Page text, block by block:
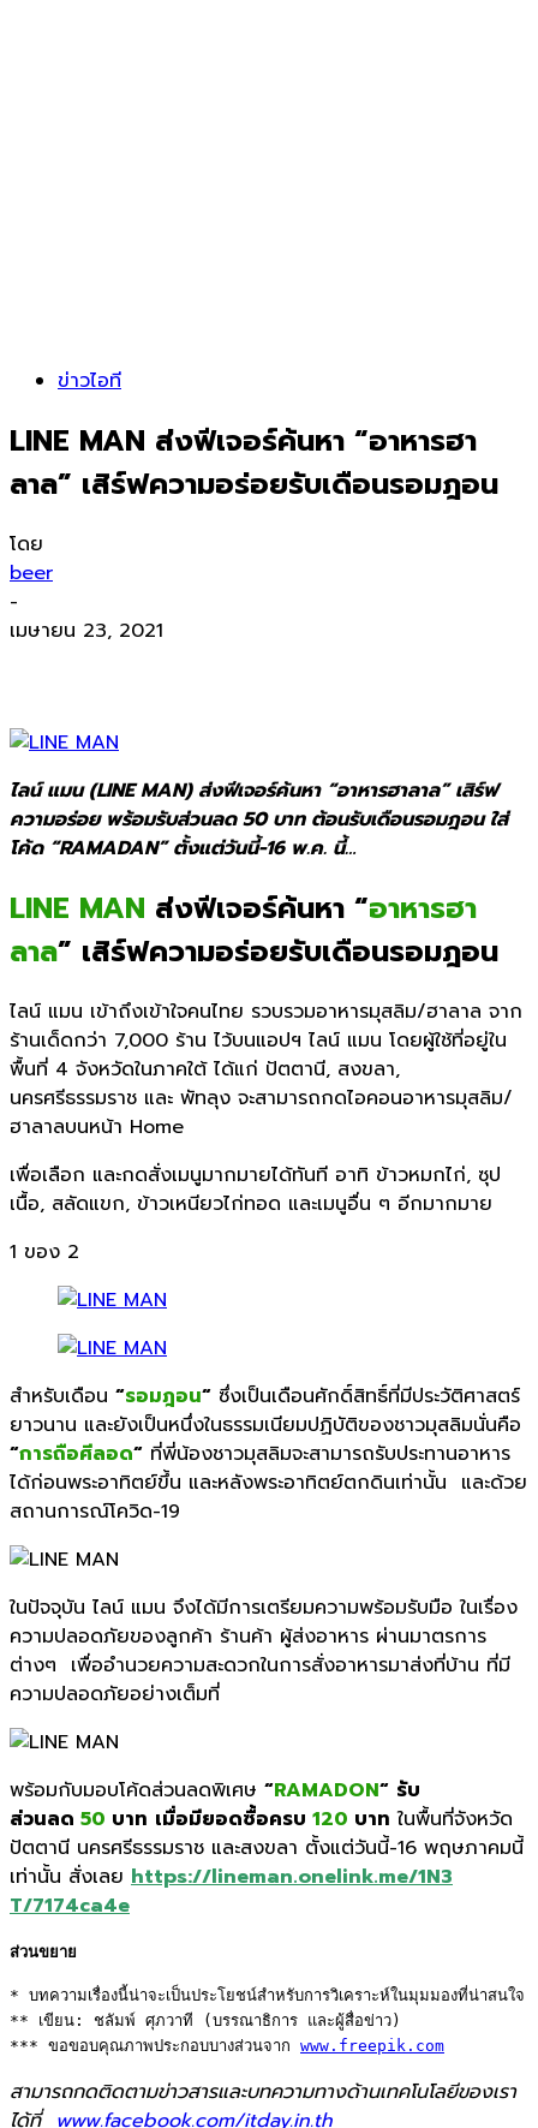
ข่าวไอที
LINE MAN ส่งฟีเจอร์ค้นหา “อาหารฮา
ลาล” เสิร์ฟความอร่อยรับเดือนรอมฎอน
โดย
beer
-
เมษายน 23, 2021
ไลน์ แมน (LINE MAN) ส่งฟีเจอร์ค้นหา “อาหารฮาลาล” เสิร์ฟ
ความอร่อย พร้อมรับส่วนลด 50 บาท ต้อนรับเดือนรอมฎอน ใส่
โค้ด “RAMADAN” ตั้งแต่วันนี้-16 พ.ค. นี้…
LINE MAN ส่งฟีเจอร์ค้นหา “อาหารฮา
ลาล” เสิร์ฟความอร่อยรับเดือนรอมฎอน
ไลน์ แมน เข้าถึงเข้าใจคนไทย รวบรวมอาหารมุสลิม/ฮาลาล จาก
ร้านเด็ดกว่า 7,000 ร้าน ไว้บนแอปฯ ไลน์ แมน โดยผู้ใช้ที่อยู่ใน
พื้นที่ 4 จังหวัดในภาคใต้ ได้แก่ ปัตตานี, สงขลา,
นครศรีธรรมราช และ พัทลุง จะสามารถกดไอคอนอาหารมุสลิม/
ฮาลาลบนหน้า Home
เพื่อเลือก และกดสั่งเมนูมากมายได้ทันที อาทิ ข้าวหมกไก่, ซุป
เนื้อ, สลัดแขก, ข้าวเหนียวไก่ทอด และเมนูอื่น ๆ อีกมากมาย
1 ของ 2
สำหรับเดือน “รอมฎอน“ ซึ่งเป็นเดือนศักดิ์สิทธิ์ที่มีประวัติศาสตร์
ยาวนาน และยังเป็นหนึ่งในธรรมเนียมปฏิบัติของชาวมุสลิมนั่นคือ
“การถือศีลอด“ ที่พี่น้องชาวมุสลิมจะสามารถรับประทานอาหาร
ได้ก่อนพระอาทิตย์ขึ้น และหลังพระอาทิตย์ตกดินเท่านั้น และด้วย
สถานการณ์โควิด-19
ในปัจจุบัน ไลน์ แมน จึงได้มีการเตรียมความพร้อมรับมือ ในเรื่อง
ความปลอดภัยของลูกค้า ร้านค้า ผู้ส่งอาหาร ผ่านมาตรการ
ต่างๆ เพื่ออำนวยความสะดวกในการสั่งอาหารมาส่งที่บ้าน ที่มี
ความปลอดภัยอย่างเต็มที่
พร้อมกับมอบโค้ดส่วนลดพิเศษ “RAMADON“ รับ
ส่วนลด 50 บาท เมื่อมียอดซื้อครบ 120 บาท ในพื้นที่จังหวัด
ปัตตานี นครศรีธรรมราช และสงขลา ตั้งแต่วันนี้-16 พฤษภาคมนี้
เท่านั้น สั่งเลย https://lineman.onelink.me/1N3
T/7174ca4e
ส่วนขยาย
* บทความเรื่องนี้น่าจะเป็นประโยชน์สำหรับการวิเคราะห์ในมุมมองที่น่าสนใจ
** เขียน: ชลัมพ์ ศุภวาที (บรรณาธิการ และผู้สื่อข่าว)
*** ขอขอบคุณภาพประกอบบางส่วนจาก www.freepik.com
สามารถกดติดตามข่าวสารและบทความทางด้านเทคโนโลยีของเรา
ได้ที่ www.facebook.com/itday.in.th